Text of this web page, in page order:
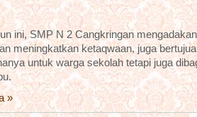
ini, SMP N 2 Cangkringan
meningkatkan ketaqwaan, juga
untuk warga sekolah tetapi juga
»